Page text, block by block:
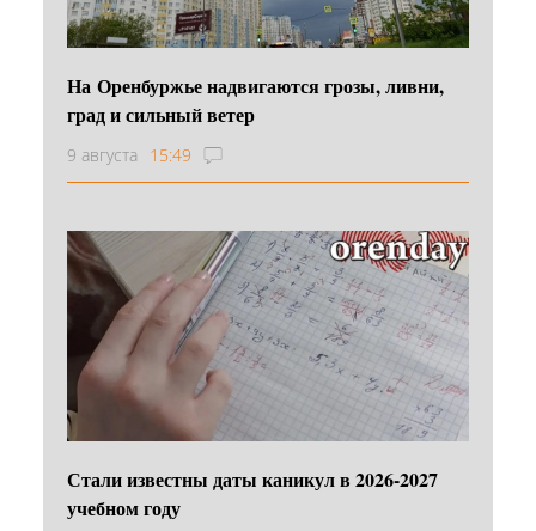
На Оренбуржье надвигаются грозы, ливни,
град и сильный ветер
9 августа 15:49
Стали известны даты каникул в 2026-2027
учебном году